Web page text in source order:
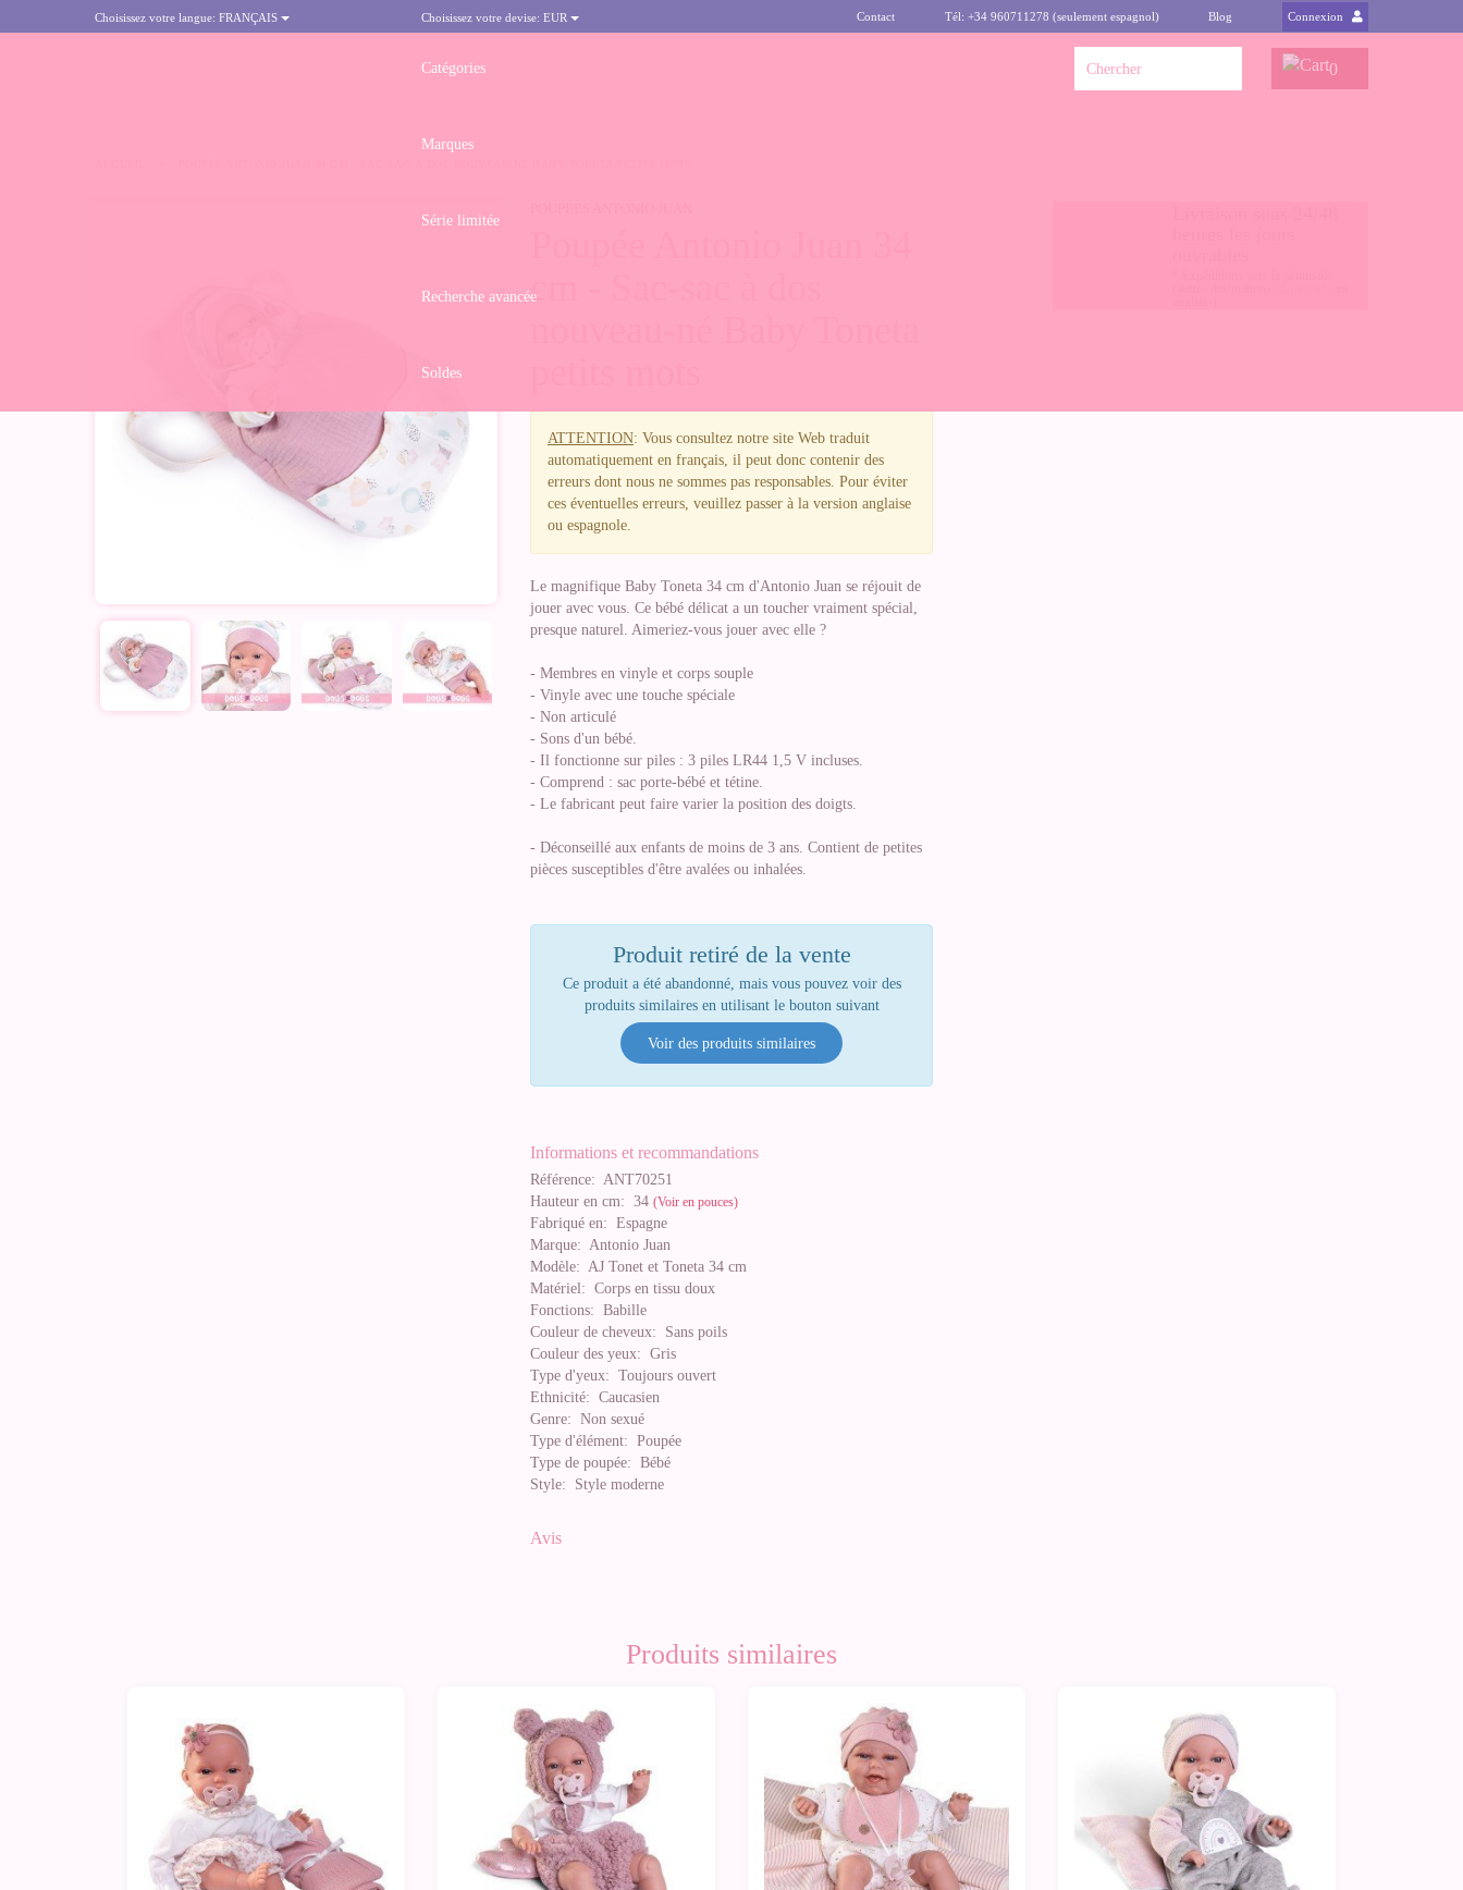
Choisissez votre langue: FRANÇAIS Choisissez votre devise: EUR Contact Tél: +34 960711278 (seulement espagnol) Blog Connexion
Catégories
Marques
Série limitée
Recherche avancée
Soldes
0
cm - Sac-sac à dos
ATTENTION: Vous consultez notre site Web traduit
automatiquement en français, il peut donc contenir des
erreurs dont nous ne sommes pas responsables. Pour éviter
ces éventuelles erreurs, veuillez passer à la version anglaise
ou espagnole.
Le magnifique Baby Toneta 34 cm d'Antonio Juan se réjouit de
jouer avec vous. Ce bébé délicat a un toucher vraiment spécial,
presque naturel. Aimeriez-vous jouer avec elle ?
- Membres en vinyle et corps souple
- Vinyle avec une touche spéciale
- Non articulé
- Sons d'un bébé.
- Il fonctionne sur piles : 3 piles LR44 1,5 V incluses.
- Comprend : sac porte-bébé et tétine.
- Le fabricant peut faire varier la position des doigts.
- Déconseillé aux enfants de moins de 3 ans. Contient de petites
pièces susceptibles d'être avalées ou inhalées.
Produit retiré de la vente
Ce produit a été abandonné, mais vous pouvez voir des
produits similaires en utilisant le bouton suivant
Voir des produits similaires
Informations et recommandations
Référence: ANT70251
Hauteur en cm: 34 (Voir en pouces)
Fabriqué en: Espagne
Marque: Antonio Juan
Modèle: AJ Tonet et Toneta 34 cm
Matériel: Corps en tissu doux
Fonctions: Babille
Couleur de cheveux: Sans poils
Couleur des yeux: Gris
Type d'yeux: Toujours ouvert
Ethnicité: Caucasien
Genre: Non sexué
Type d'élément: Poupée
Type de poupée: Bébé
Style: Style moderne
Avis
Produits similaires